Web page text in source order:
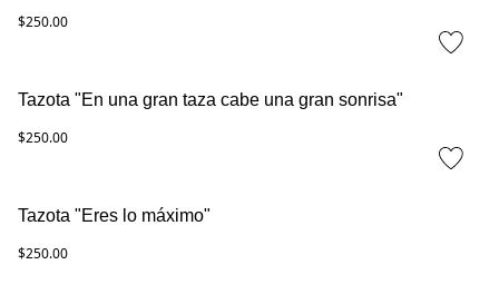
$250.00
Tazota "En una gran taza cabe una gran sonrisa"
$250.00
Tazota "Eres lo máximo"
$250.00